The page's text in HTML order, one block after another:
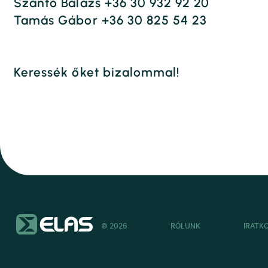
Tamás Gábor +36 30 825 54 23
Keressék őket bizalommal!
© 2026 RÓLUNK